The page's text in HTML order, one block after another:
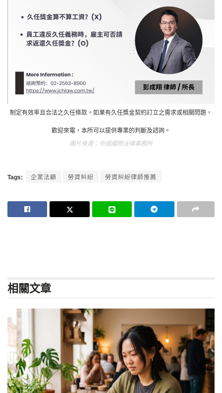
制定有效率且合法之久任條款。如果有久任獎金契約訂立之需求或相關問題，
歡迎來電，本所可以提供專業的判斷及諮詢。
中成國際法律事務所
Tags: 企業法顧 勞資糾紛 勞資糾紛律師推薦
相關文章